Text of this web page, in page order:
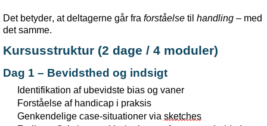
Det betyder, atdeltagerne går fra forståelse til handling – med
detsamme.
Kursusstruktur (2 dage / 4 moduler)
Dag 1 – Bevidsthed og indsigt
Identifikation af ubevidste bias og vaner
Forståelse afhandicap i praksis
Genkendelige case-situationer via sketches